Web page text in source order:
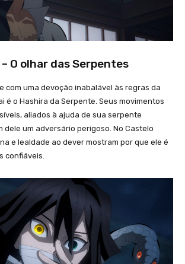
O olhar das Serpentes
com uma devoção inabalável às regras da
é o Hashira da Serpente. Seus movimentos
aliados à ajuda de sua serpente
dele um adversário perigoso. No Castelo
e lealdade ao dever mostram por que ele é
confiáveis.